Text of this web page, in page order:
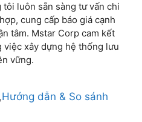
luôn sẵn sàng tư vấn chi
cung cấp báo giá cạnh
tâm. Mstar Corp cam kết
xây dựng hệ thống lưu
vững.
Hướng dẫn & So sánh